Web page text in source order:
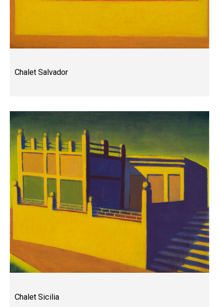
Chalet Salvador
Chalet Sicilia